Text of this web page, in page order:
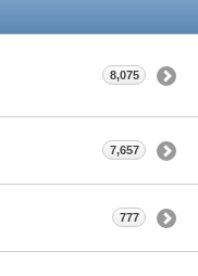
8,075
7,657
777